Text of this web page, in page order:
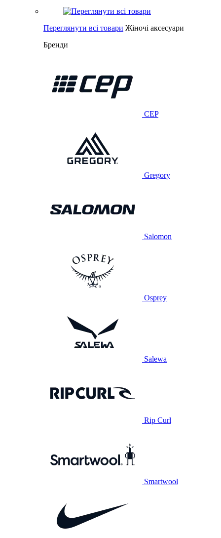
Переглянути всі товари Жіночі аксесуари
Бренди
CEP
Gregory
Salomon
Osprey
Salewa
Rip Curl
Smartwool